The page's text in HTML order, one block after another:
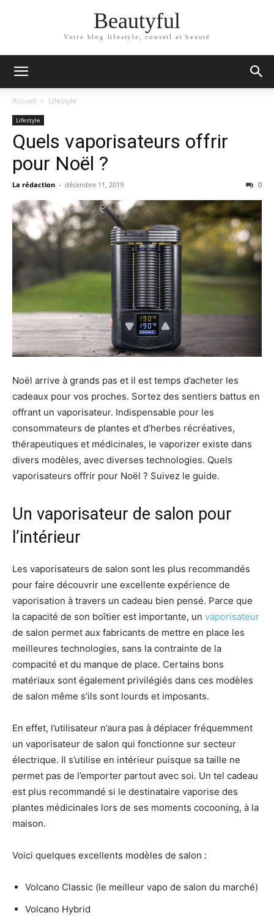
Beautyful
Votre blog lifestyle, conseil et beauté
Accueil Lifestyle
Lifestyle
Quels vaporisateurs offrir
pour Noël ?
La rédaction - décembre 11, 2019 0
Noël arrive à grands pas et il est temps d’acheter les
cadeaux pour vos proches. Sortez des sentiers battus en
offrant un vaporisateur. Indispensable pour les
consommateurs de plantes et d’herbes récréatives,
thérapeutiques et médicinales, le vaporizer existe dans
divers modèles, avec diverses technologies. Quels
vaporisateurs offrir pour Noël ? Suivez le guide.
Un vaporisateur de salon pour
l’intérieur
Les vaporisateurs de salon sont les plus recommandés
pour faire découvrir une excellente expérience de
vaporisation à travers un cadeau bien pensé. Parce que
la capacité de son boîtier est importante, un vaporisateur
de salon permet aux fabricants de mettre en place les
meilleures technologies, sans la contrainte de la
compacité et du manque de place. Certains bons
matériaux sont également privilégiés dans ces modèles
de salon même s’ils sont lourds et imposants.
En effet, l’utilisateur n’aura pas à déplacer fréquemment
un vaporisateur de salon qui fonctionne sur secteur
électrique. Il s’utilise en intérieur puisque sa taille ne
permet pas de l’emporter partout avec soi. Un tel cadeau
est plus recommandé si le destinataire vaporise des
plantes médicinales lors de ses moments cocooning, à la
maison.
Voici quelques excellents modèles de salon :
Volcano Classic (le meilleur vapo de salon du marché)
Volcano Hybrid